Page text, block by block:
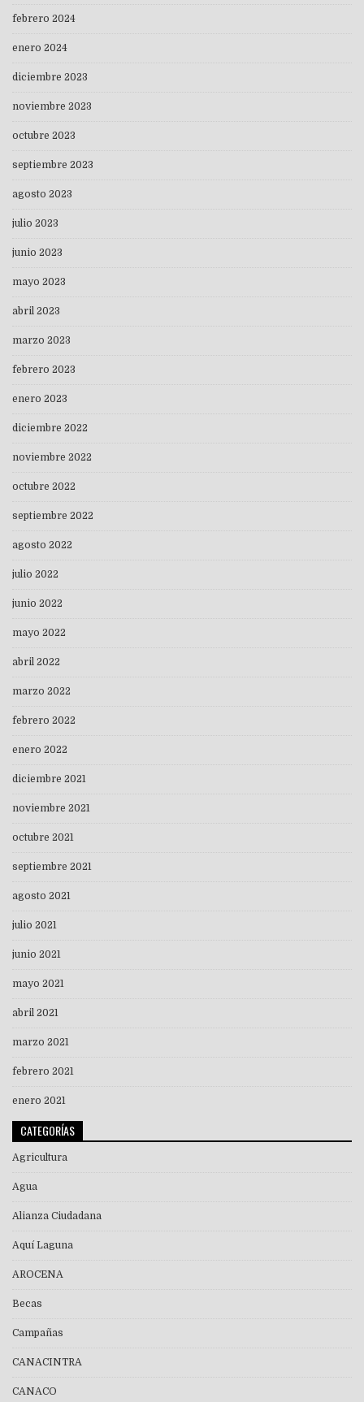
febrero 2024
enero 2024
diciembre 2023
noviembre 2023
octubre 2023
septiembre 2023
agosto 2023
julio 2023
junio 2023
mayo 2023
abril 2023
marzo 2023
febrero 2023
enero 2023
diciembre 2022
noviembre 2022
octubre 2022
septiembre 2022
agosto 2022
julio 2022
junio 2022
mayo 2022
abril 2022
marzo 2022
febrero 2022
enero 2022
diciembre 2021
noviembre 2021
octubre 2021
septiembre 2021
agosto 2021
julio 2021
junio 2021
mayo 2021
abril 2021
marzo 2021
febrero 2021
enero 2021
CATEGORÍAS
Agricultura
Agua
Alianza Ciudadana
Aquí Laguna
AROCENA
Becas
Campañas
CANACINTRA
CANACO